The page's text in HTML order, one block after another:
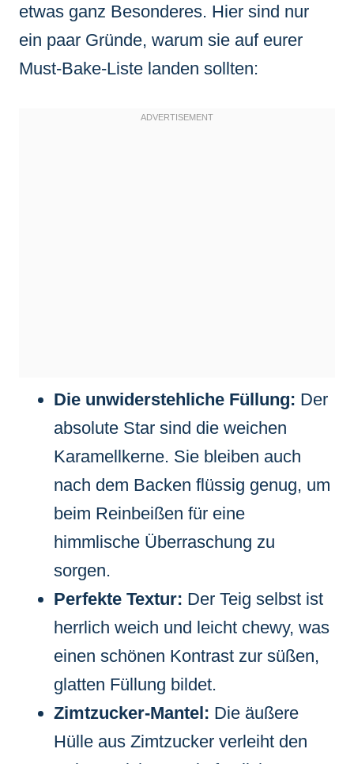
etwas ganz Besonderes. Hier sind nur
ein paar Gründe, warum sie auf eurer
Must-Bake-Liste landen sollten:
Die unwiderstehliche Füllung: Der
absolute Star sind die weichen
Karamellkerne. Sie bleiben auch
nach dem Backen flüssig genug, um
beim Reinbeißen für eine
himmlische Überraschung zu
sorgen.
Perfekte Textur: Der Teig selbst ist
herrlich weich und leicht chewy, was
einen schönen Kontrast zur süßen,
glatten Füllung bildet.
Zimtzucker-Mantel: Die äußere
Hülle aus Zimtzucker verleiht den